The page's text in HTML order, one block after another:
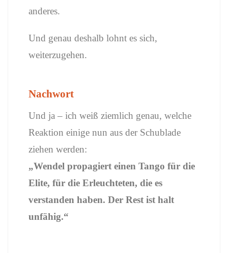
anderes.
Und genau deshalb lohnt es sich,
weiterzugehen.
Nachwort
Und ja – ich weiß ziemlich genau, welche
Reaktion einige nun aus der Schublade
ziehen werden:
„Wendel propagiert einen Tango für die
Elite, für die Erleuchteten, die es
verstanden haben. Der Rest ist halt
unfähig.“